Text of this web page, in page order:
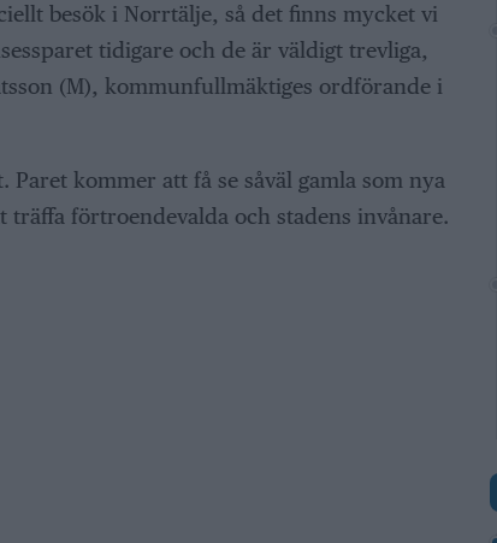
besök i Norrtälje, så det finns mycket vi
tidigare och de är väldigt trevliga,
(M), kommunfullmäktiges ordförande i
kommer att få se såväl gamla som nya
förtroendevalda och stadens invånare.